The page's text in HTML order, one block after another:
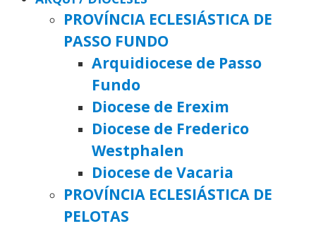
PROVÍNCIA ECLESIÁSTICA DE
PASSO FUNDO
Arquidiocese de Passo
Fundo
Diocese de Erexim
Diocese de Frederico
Westphalen
Diocese de Vacaria
PROVÍNCIA ECLESIÁSTICA DE
PELOTAS